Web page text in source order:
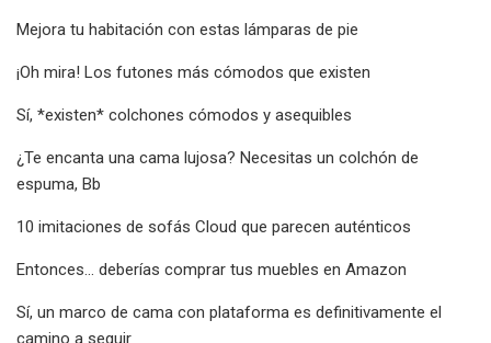
Mejora tu habitación con estas lámparas de pie
¡Oh mira! Los futones más cómodos que existen
Sí, *existen* colchones cómodos y asequibles
¿Te encanta una cama lujosa? Necesitas un colchón de
espuma, Bb
10 imitaciones de sofás Cloud que parecen auténticos
Entonces... deberías comprar tus muebles en Amazon
Sí, un marco de cama con plataforma es definitivamente el
camino a seguir